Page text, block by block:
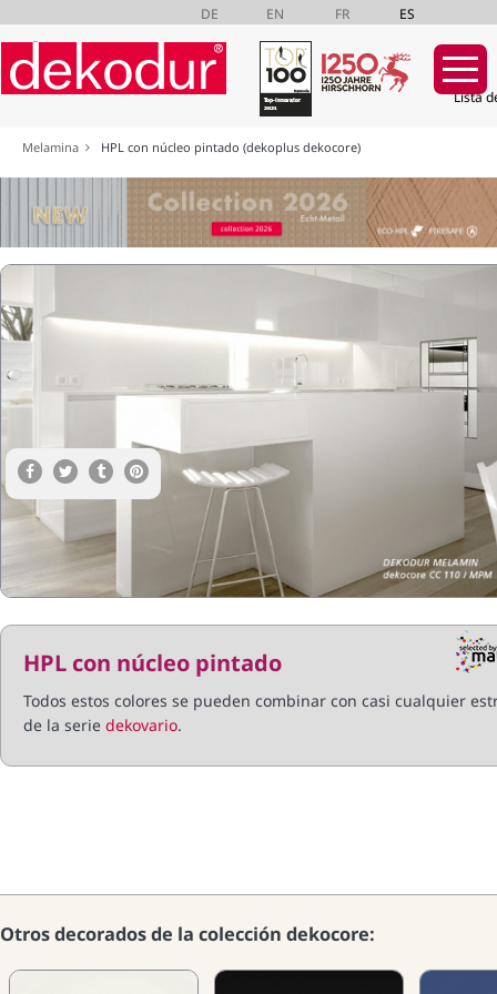
DE EN FR ES
Lista
Saltar
navegación
Melamina HPL con núcleo pintado (dekoplus dekocore)
HPL con núcleo pintado
Todos estos colores se pueden combinar con casi cualquier
de la serie dekovario.
Otros decorados de la colección dekocore: